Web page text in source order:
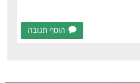
הוסף תגובה